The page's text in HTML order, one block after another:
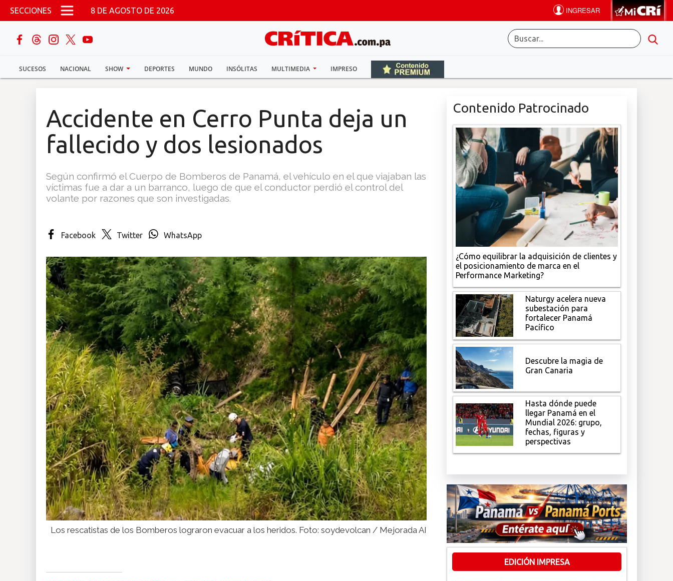
Pasar al contenido principal
SECCIONES 8 DE AGOSTO DE 2026
SUCESOS NACIONAL SHOW DEPORTES MUNDO INSÓLITAS MULTIMEDIA IMPRESO
buscar
Sucesos
Multimedia
Accidente en Cerro Punta deja un
fallecido y dos lesionados
Según confirmó el Cuerpo de Bomberos de Panamá, el vehículo en el que viajaban las
víctimas fue a dar a un barranco, luego de que el conductor perdió el control del
volante por razones que son investigadas.
Facebook Twitter WhatsApp
Los rescatistas de los Bomberos lograron evacuar a los heridos. Foto: soydevolcan / Mejorada AI
Contenido Patrocinado
¿Cómo equilibrar la adquisición de clientes y
el posicionamiento de marca en el
Performance Marketing?
Naturgy acelera nueva
subestación para
fortalecer Panamá
Pacífico
Descubre la magia de
Gran Canaria
Hasta dónde puede
llegar Panamá en el
Mundial 2026: grupo,
fechas, figuras y
perspectivas
EDICIÓN IMPRESA